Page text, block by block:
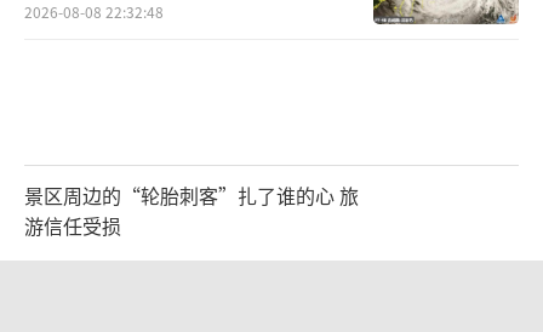
2026-08-08 22:32:48
景区周边的“轮胎刺客”扎了谁的心 旅
游信任受损
2026-08-08 21:47:22